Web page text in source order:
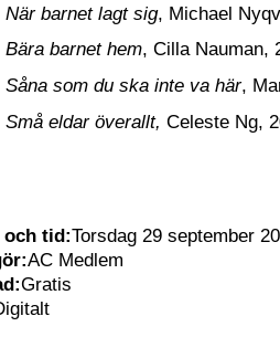
När barnet lagt sig, Michael
Bära barnet hem, Cilla Nauman,
Såna som du ska inte va här,
Små eldar överallt,Celeste Ng,
och tid:Torsdag 29 september
AC Medlem
Gratis